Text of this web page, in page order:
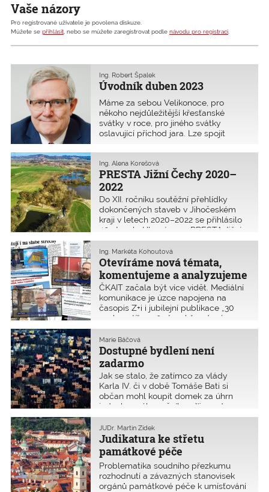
Vaše názory
Pro registrované uživatele je povolena diskuze.
Můžete se přihlásit, nebo se můžete zaregistrovat podle návodu pro registraci.
Úvodník duben 2023
Ing. Robert Špalek
Máme za sebou Velikonoce, pro
někoho nejdůležitější křesťanské
svátky v roce, pro jiného svátky
oslavující příchod jara. Lze spojit
pochází i samotný název Velikonoc,
oslavit v pondělí koledou
s pomlázkou, která je spíše ukázkou té
nekřesťanské, ale pro většinu lidí
veselé části lidových tradic. Počasí
bylo letos tradiční, aprílové. Pršelo,
sněžilo a občas z mraků nesměle
vykukovalo slunce. Zkrátka pravý
PRESTA Jižní Čechy 2020–
2022
Ing. Alena Korešová
Do XII. ročníku soutěžní přehlídky
dokončených staveb v Jihočeském
kraji v letech 2020–2022 se přihlásilo
40 staveb. Hlavní cenu PRESTA Jižní
Čechy získalo šest z nich: Vodní nádrž
- Přehrada Bavorov, Most přes říčku
Smutná u Bechyně, Velešínská
křižovatka, Víceúčelová sportovní hala
Mír v Táboře, Rekonstrukce
a přestavba Pavilonu Z na Výstavišti
České Budějovice a Bytový dům s
polyfunkčním objektem ve
Otevíráme nová témata,
komentujeme a analyzujeme
Ing. Markéta Kohoutová
ČKAIT začala být více vidět. Mediální
komunikace je úzce napojena na
časopis Z+i i jubilejní publikace „30
osobností“ a „30 staveb“ vydané
u příležitosti 30 let ČKAIT. Tradiční
média jako je televize, rozhlas, tisk
a on-line portály od března nově
doplňuje komunikace na sociálních
sítích. Chceme oslovit i mladší
generaci a šířeji propagovat
inženýrské umění.
Dostupné bydlení není
zadarmo
Marie Báčová
Jak se stalo, že zatímco za vlády
Karla IV. či v době Tomáše Bati si
občan mohl koupit domek za úhrn
jednoho svého ročního příjmu, dnes
k tomu potřebuje i více než
desetinásobek? Proč český
liberalizovaný trh s byty vede k jejich
nedostatku? A proč ve Vídni nemají
problém s nedostatkem dostupného
bydlení? A jak vlastně má vypadat
účinná podpora bydlení?
Judikatura ke střetu
památkové péče
a fotovoltaiky
JUDr. Martin Zídek
Problematika soudního přezkumu
rozhodnutí a závazných stanovisek
orgánů památkové péče k umísťování